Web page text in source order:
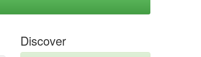
Discover